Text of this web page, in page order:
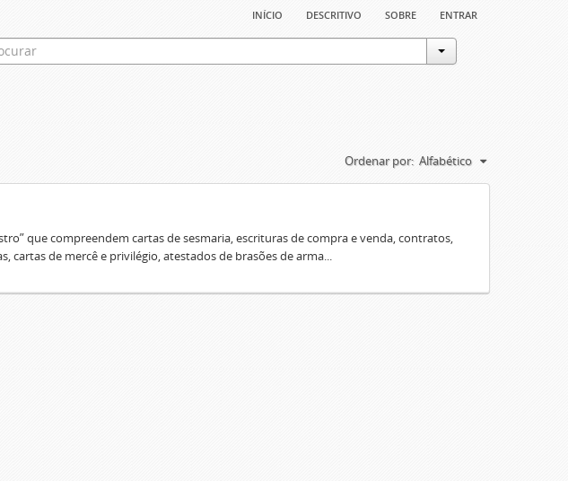
início descritivo sobre entrar
Ordenar por: Alfabético
que compreendem cartas de sesmaria, escrituras de compra e venda, contratos,
cartas de mercê e privilégio, atestados de brasões de arma...